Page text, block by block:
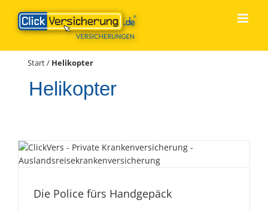
Inhalt
springen
Start/ Helikopter
Helikopter
Die Police fürs Handgepäck